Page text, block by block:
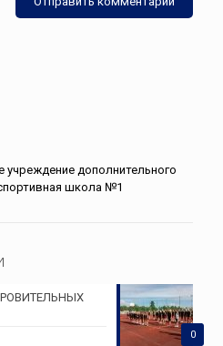
дополнительного
школа №1
0